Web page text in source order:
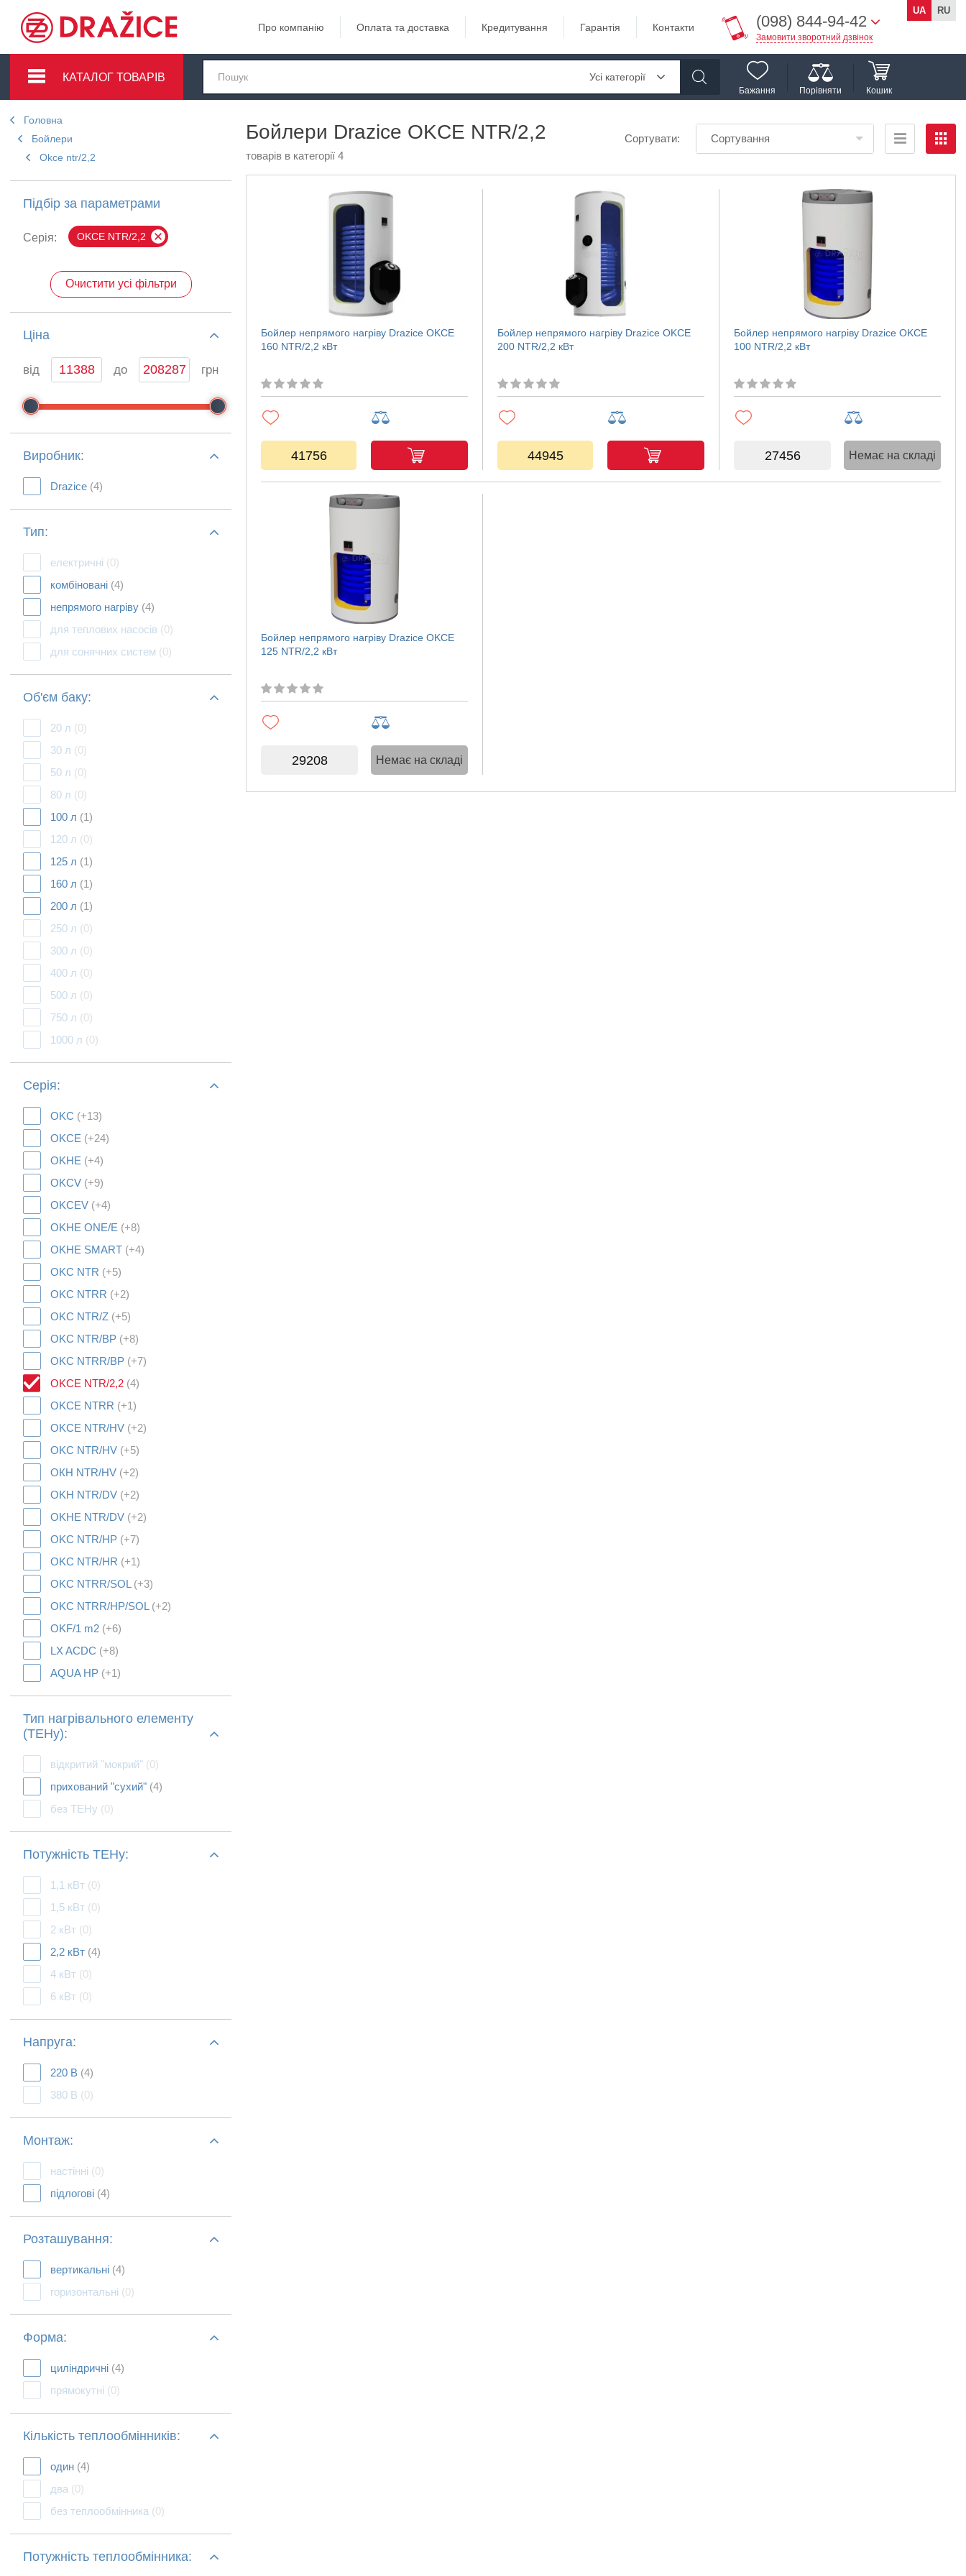
Про компанію Оплата та доставка Кредитування Гарантія Контакти (098) 844-94-42
Замовити зворотний дзвінок
UA RU
КАТАЛОГ ТОВАРІВ Усі категорії
Бажання Порівняти Кошик
Головна
Бойлери
Okce ntr/2,2
Підбір за параметрами
Серія: OKCE NTR/2,2
Очистити усі фільтри
Ціна
від до грн
Виробник:
Drazice (4)
Тип:
електричні (0)
комбіновані (4)
непрямого нагріву (4)
для теплових насосів (0)
для сонячних систем (0)
Об'єм баку:
20 л (0)
30 л (0)
50 л (0)
80 л (0)
100 л (1)
120 л (0)
125 л (1)
160 л (1)
200 л (1)
250 л (0)
300 л (0)
400 л (0)
500 л (0)
750 л (0)
1000 л (0)
Серія:
OKC (+13)
OKCE (+24)
OKHE (+4)
OKCV (+9)
OKCEV (+4)
OKHE ONE/E (+8)
OKHE SMART (+4)
OKC NTR (+5)
OKC NTRR (+2)
OKC NTR/Z (+5)
OKC NTR/BP (+8)
OKC NTRR/BP (+7)
OKCE NTR/2,2 (4)
OKCE NTRR (+1)
OKCE NTR/HV (+2)
OKC NTR/HV (+5)
ОКН NTR/HV (+2)
OKH NTR/DV (+2)
OKHE NTR/DV (+2)
OKC NTR/HP (+7)
OKC NTR/HR (+1)
OKC NTRR/SOL (+3)
OKC NTRR/HP/SOL (+2)
OKF/1 m2 (+6)
LX ACDC (+8)
AQUA HP (+1)
Тип нагрівального елементу
(ТЕНу):
відкритий "мокрий" (0)
прихований "сухий" (4)
без ТЕНу (0)
Потужність ТЕНу:
1,1 кВт (0)
1,5 кВт (0)
2 кВт (0)
2,2 кВт (4)
4 кВт (0)
6 кВт (0)
Напруга:
220 В (4)
380 В (0)
Монтаж:
настінні (0)
підлогові (4)
Розташування:
вертикальні (4)
горизонтальні (0)
Форма:
циліндричні (4)
прямокутні (0)
Кількість теплообмінників:
один (4)
два (0)
без теплообмінника (0)
Потужність теплообмінника:
Бойлери Drazice OKCE NTR/2,2
товарів в категорії 4
Сортувати: Сортування
Бойлер непрямого нагріву Drazice OKCE
160 NTR/2,2 кВт
41756
Бойлер непрямого нагріву Drazice OKCE
200 NTR/2,2 кВт
44945
Бойлер непрямого нагріву Drazice OKCE
100 NTR/2,2 кВт
27456 Немає на складі
Бойлер непрямого нагріву Drazice OKCE
125 NTR/2,2 кВт
29208 Немає на складі